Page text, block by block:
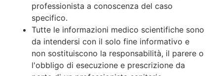
professionista a conoscenza del caso
specifico.
Tutte le informazioni medico scientifiche sono
da intendersi con il solo fine informativo e
non sostituiscono la responsabilità, il parere o
l'obbligo di esecuzione e prescrizione da